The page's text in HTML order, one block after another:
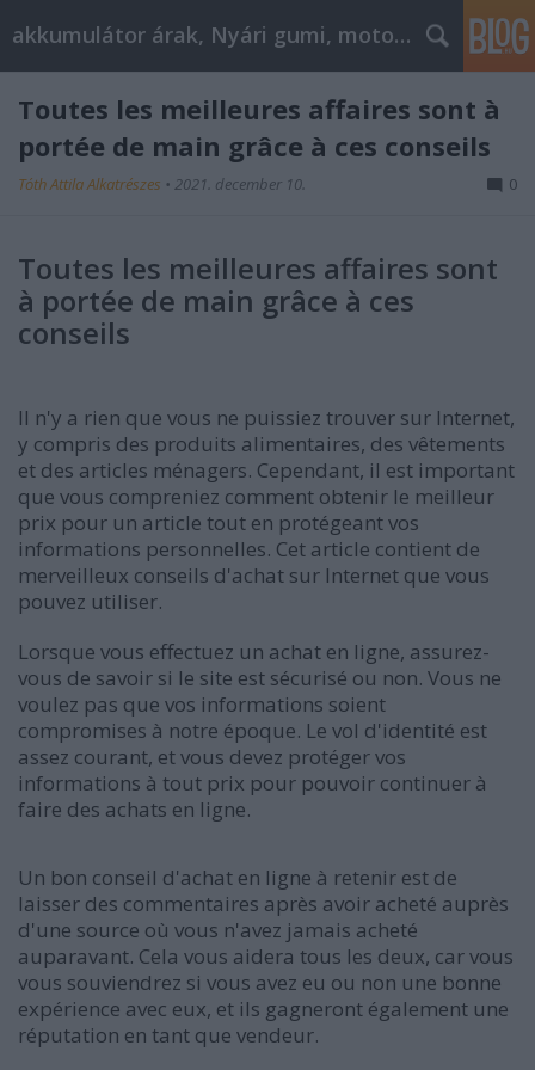
akkumulátor árak, Nyári gumi, motorolaj
Toutes les meilleures affaires sont à
portée de main grâce à ces conseils
Tóth Attila Alkatrészes • 2021. december 10. 0
Toutes les meilleures affaires sont
à portée de main grâce à ces
conseils
Il n'y a rien que vous ne puissiez trouver sur Internet,
y compris des produits alimentaires, des vêtements
et des articles ménagers. Cependant, il est important
que vous compreniez comment obtenir le meilleur
prix pour un article tout en protégeant vos
informations personnelles. Cet article contient de
merveilleux conseils d'achat sur Internet que vous
pouvez utiliser.
Lorsque vous effectuez un achat en ligne, assurez-
vous de savoir si le site est sécurisé ou non. Vous ne
voulez pas que vos informations soient
compromises à notre époque. Le vol d'identité est
assez courant, et vous devez protéger vos
informations à tout prix pour pouvoir continuer à
faire des achats en ligne.
Un bon conseil d'achat en ligne à retenir est de
laisser des commentaires après avoir acheté auprès
d'une source où vous n'avez jamais acheté
auparavant. Cela vous aidera tous les deux, car vous
vous souviendrez si vous avez eu ou non une bonne
expérience avec eux, et ils gagneront également une
réputation en tant que vendeur.